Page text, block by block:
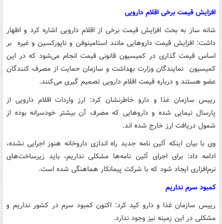
افزایش قیمت برخی اقلام دارویی
شانه ساز به بحث افزایش قیمت برخی از اقلام دارویی اشاره کرد و اظهار
داشت: افزایش قیمت داروهایی مانند استامینوفن و ناپورکسین و غیره بر
اساس قیمت گذاری در کمیسیون قانونی قیمت انجام می‌شود که در این
کمیسیون نمایندگان وزارت بهداشت و سازمان حمایت از مصرف کنندگان
عضو هستند و درباره قیمت اقلام دارویی تصمیم گیری می‌کنند.
رییس سازمان غذا و دارو خاطرنشان کرد: ارز واردات اقلام دارویی از
پارسال نیمایی شده و داروهایی که مصرف آن بیشتر خودسرانه بوده از
شمول دریافت ارز خارج شده اند.
وی با بیان اینکه آئین نامه جدید راه اندازی داروخانه هنوز اجرایی نشده،
ادامه داد: برای اجرای آئین نامه‌ها مشکلی نداریم، باید زیرساخت‌های
نرم‌افزاری ایجاد شود که با شرکت پیمانکار هماهنگی شده است.
کمبود سرم نداریم
رییس سازمان غذا و دارو کید کرد: اکنون کمبود سرم در کشور نداریم و
مشکلی در این زمینه نیز وجود ندارد.